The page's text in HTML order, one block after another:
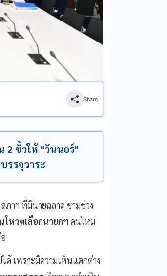
Share
2 ขั้วให้ "วันนอร์"
รรจุวาระ
ภาฯ ที่มีนายฉลาด ขามช่วง
โหวตเลือกนายกฯ คนใหม่
ด้ เพราะมีความเห็นแตกต่าง